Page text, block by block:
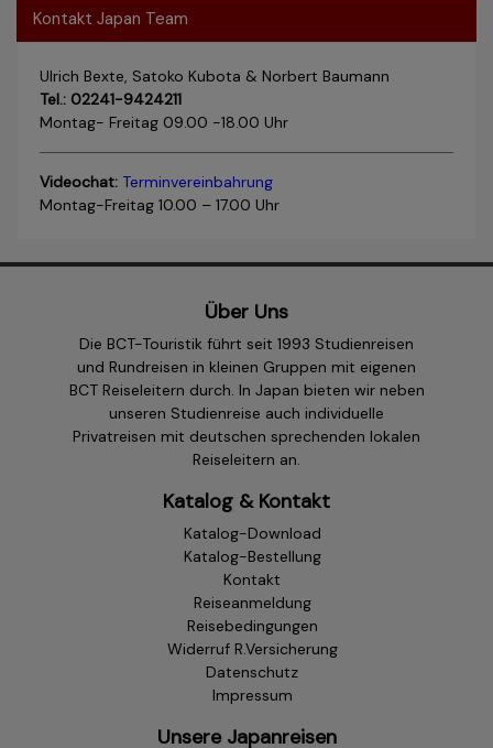
Kontakt Japan Team
Ulrich Bexte, Satoko Kubota & Norbert Baumann
Tel.: 02241-9424211
Montag- Freitag 09.00 -18.00 Uhr
Videochat: Terminvereinbahrung
Montag-Freitag 10.00 – 17.00 Uhr
Über Uns
Die BCT-Touristik führt seit 1993 Studienreisen
und Rundreisen in kleinen Gruppen mit eigenen
BCT Reiseleitern durch. In Japan bieten wir neben
unseren Studienreise auch individuelle
Privatreisen mit deutschen sprechenden lokalen
Reiseleitern an.
Katalog & Kontakt
Katalog-Download
Katalog-Bestellung
Kontakt
Reiseanmeldung
Reisebedingungen
Widerruf R.Versicherung
Datenschutz
Impressum
Unsere Japanreisen